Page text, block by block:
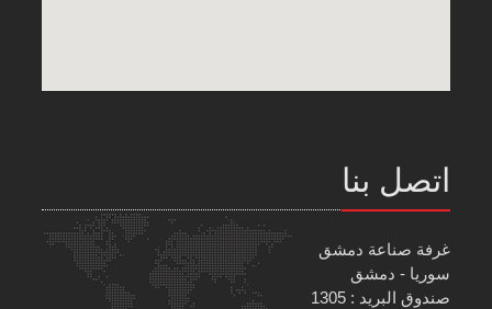
اتصل بنا
غرفة صناعة دمشق
سوريا - دمشق
صندوق البريد : 1305